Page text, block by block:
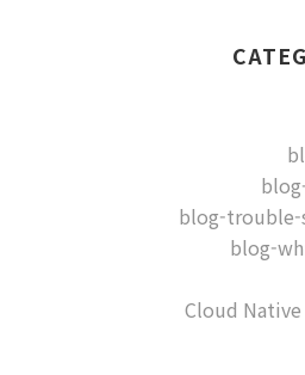
blog-
blog-
Cloud